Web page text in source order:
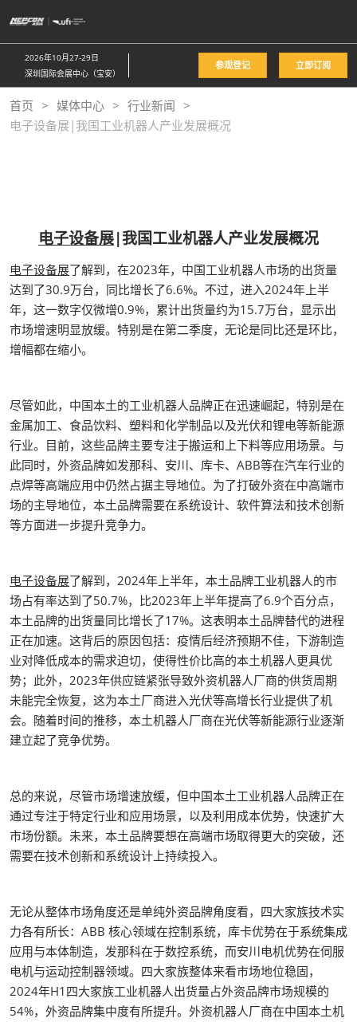
接
跳
至
内
容
2026年10月27-29日
深圳国际会展中心（宝安）
参观登记 立即订阅
首页 媒体中心
行业新闻
电子设备展|我国工业机器人产业发展概况
电子设备展|我国工业机器人产业发展概况
电子设备展了解到，在2023年，中国工业机器人市场的出货量
达到了30.9万台，同比增长了6.6%。不过，进入2024年上半
年，这一数字仅微增0.9%，累计出货量约为15.7万台，显示出
市场增速明显放缓。特别是在第二季度，无论是同比还是环比，
增幅都在缩小。
尽管如此，中国本土的工业机器人品牌正在迅速崛起，特别是在
金属加工、食品饮料、塑料和化学制品以及光伏和锂电等新能源
行业。目前，这些品牌主要专注于搬运和上下料等应用场景。与
此同时，外资品牌如发那科、安川、库卡、ABB等在汽车行业的
点焊等高端应用中仍然占据主导地位。为了打破外资在中高端市
场的主导地位，本土品牌需要在系统设计、软件算法和技术创新
等方面进一步提升竞争力。
电子设备展了解到，2024年上半年，本土品牌工业机器人的市
场占有率达到了50.7%，比2023年上半年提高了6.9个百分点，
本土品牌的出货量同比增长了17%。这表明本土品牌替代的进程
正在加速。这背后的原因包括：疫情后经济预期不佳，下游制造
业对降低成本的需求迫切，使得性价比高的本土机器人更具优
势；此外，2023年供应链紧张导致外资机器人厂商的供货周期
未能完全恢复，这为本土厂商进入光伏等高增长行业提供了机
会。随着时间的推移，本土机器人厂商在光伏等新能源行业逐渐
建立起了竞争优势。
总的来说，尽管市场增速放缓，但中国本土工业机器人品牌正在
通过专注于特定行业和应用场景，以及利用成本优势，快速扩大
市场份额。未来，本土品牌要想在高端市场取得更大的突破，还
需要在技术创新和系统设计上持续投入。
无论从整体市场角度还是单纯外资品牌角度看，四大家族技术实
力各有所长：ABB 核心领域在控制系统，库卡优势在于系统集成
应用与本体制造，发那科在于数控系统，而安川电机优势在伺服
电机与运动控制器领域。四大家族整体来看市场地位稳固，
2024年H1四大家族工业机器人出货量占外资品牌市场规模的
54%，外资品牌集中度有所提升。外资机器人厂商在中国本土机